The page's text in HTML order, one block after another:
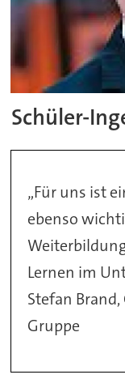
Schüler-
„Für uns ist
ebenso
Lernen im
Stefan
Gruppe